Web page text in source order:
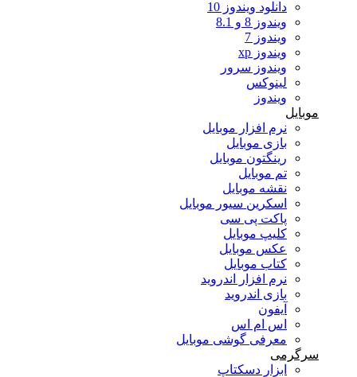
دانلود ویندوز 10
ویندوز 8 و 8.1
ویندوز 7
ویندوز xp
ویندوز سرور
لینوکس
ویندوز
موبایل
نرم افزار موبایل
بازی موبایل
رینگتون موبایل
تم موبایل
نقشه موبایل
اسکرین سیور موبایل
پاکت پی سی
کلیپ موبایل
عکس موبایل
کتاب موبایل
نرم افزار اندروید
بازی اندروید
آیفون
اس ام اس
معرفی گوشی موبایل
سرگرمی
ابزار دسکتاپ